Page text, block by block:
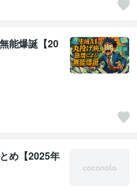
能爆誕【20
め【2025年